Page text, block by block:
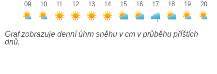
09
10
11
12
13
14
15
16
17
18
19
20
Graf zobrazuje denní úhrn sněhu v cm v průběhu příštích
dnů.